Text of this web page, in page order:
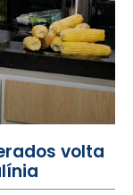
volta